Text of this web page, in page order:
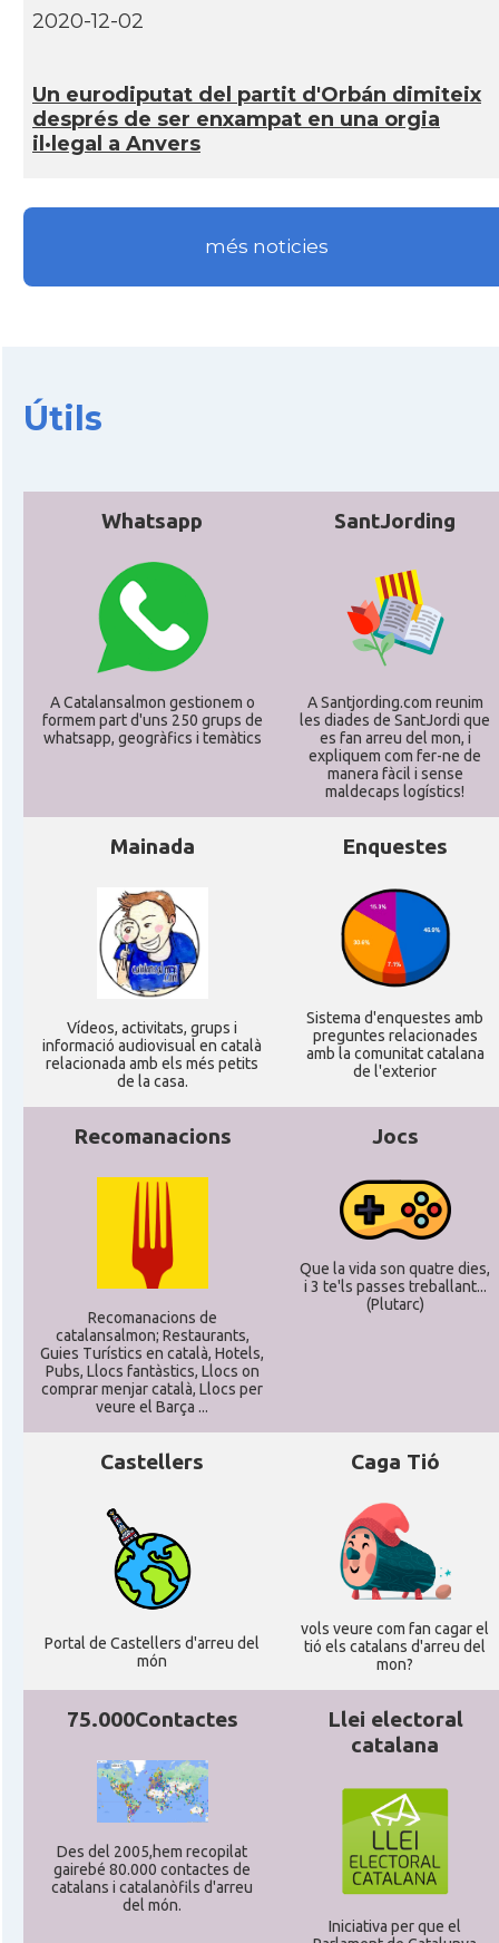
2020-12-02
Un eurodiputat del partit d'Orbán dimiteix
després de ser enxampat en una orgia
il·legal a Anvers
més noticies
Útils
Whatsapp
A Catalansalmon gestionem o
formem part d'uns 250 grups de
whatsapp, geogràfics i temàtics
SantJording
A Santjording.com reunim
les diades de SantJordi que
es fan arreu del mon, i
expliquem com fer-ne de
manera fàcil i sense
maldecaps logí­stics!
Mainada
Ví­deos, activitats, grups i
informació audiovisual en català
relacionada amb els més petits
de la casa.
Enquestes
Sistema d'enquestes amb
preguntes relacionades
amb la comunitat catalana
de l'exterior
Recomanacions
Recomanacions de
catalansalmon; Restaurants,
Guies Turístics en català, Hotels,
Pubs, Llocs fantàstics, Llocs on
comprar menjar català, Llocs per
veure el Barça ...
Jocs
Que la vida son quatre dies,
i 3 te'ls passes treballant...
(Plutarc)
Castellers
Portal de Castellers d'arreu del
món
Caga Tió
vols veure com fan cagar el
tió els catalans d'arreu del
mon?
75.000Contactes
Des del 2005,hem recopilat
gairebé 80.000 contactes de
catalans i catalanòfils d'arreu
del món.
Llei electoral
catalana
Iniciativa per que el